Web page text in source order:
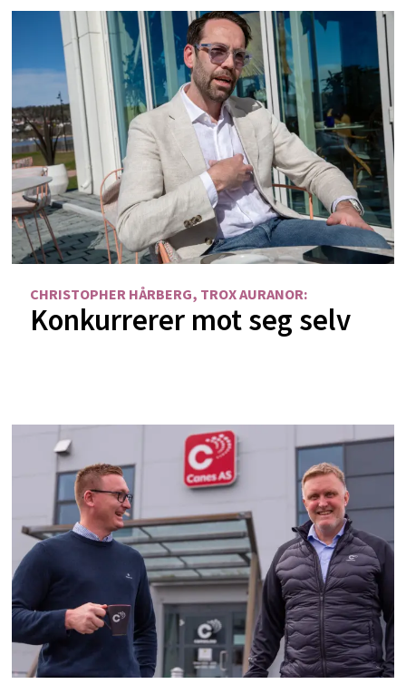
CHRISTOPHER HÅRBERG, TROX AURANOR:
Konkurrerer mot seg selv